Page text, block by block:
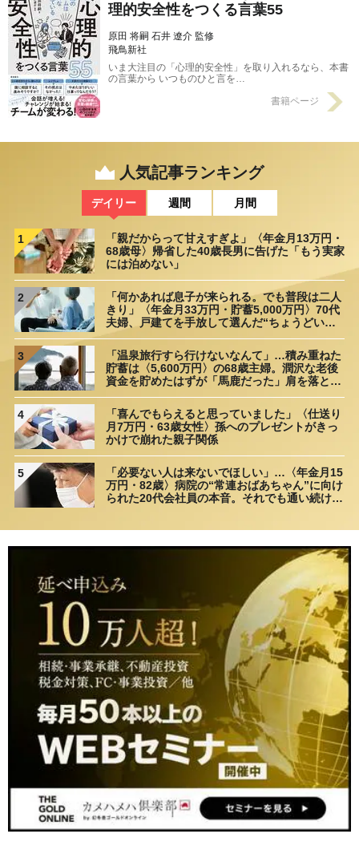
理的安全性をつくる言葉55
原田 将嗣 石井 遼介 監修
飛鳥新社
いま大注目の「心理的安全性」を取り入れるなら、本書
の言葉から いつものひと言を…
書籍ページ
人気記事ランキング
デイリー 週間 月間
1
「親だからって甘えすぎよ」〈年金月13万円・
68歳母〉帰省した40歳長男に告げた「もう実家
には泊めない」
2
「何かあれば息子が来られる。でも普段は二人
きり」〈年金月33万円・貯蓄5,000万円〉70代
夫婦、戸建てを手放して選んだ“ちょうどいい
3
「温泉旅行すら行けないなんて」…積み重ねた
貯蓄は〈5,600万円〉の68歳主婦。潤沢な老後
資金を貯めたはずが「馬鹿だった」肩を落とす
4
「喜んでもらえると思っていました」〈仕送り
月7万円・63歳女性〉孫へのプレゼントがきっ
かけで崩れた親子関係
5
「必要ない人は来ないでほしい」…〈年金月15
万円・82歳〉病院の“常連おばあちゃん”に向け
られた20代会社員の本音。それでも通い続ける